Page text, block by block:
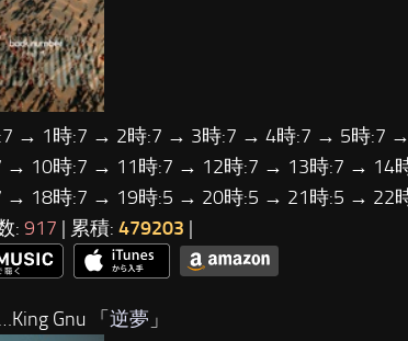
→ 1時:7 → 2時:7 → 3時:7 → 4時:7 → 5時:7
→ 10時:7 → 11時:7 → 12時:7 → 13時:7 → 14
→ 18時:7 → 19時:5 → 20時:5 → 21時:5 → 22
: 917 | 累積: 479203 |
Gnu 「 逆夢 」